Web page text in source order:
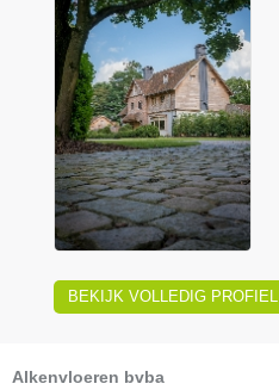
BEKIJK VOLLEDIG PROFIEL
Alkenvloeren bvba